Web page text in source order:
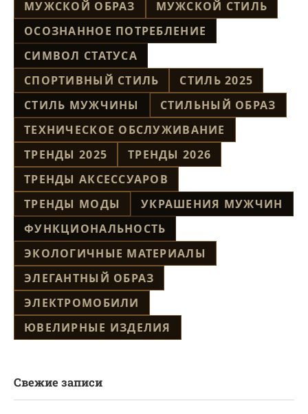
МУЖСКОЙ ОБРАЗ
МУЖСКОЙ СТИЛЬ
ОСОЗНАННОЕ ПОТРЕБЛЕНИЕ
СИМВОЛ СТАТУСА
СПОРТИВНЫЙ СТИЛЬ
СТИЛЬ 2025
СТИЛЬ МУЖЧИНЫ
СТИЛЬНЫЙ ОБРАЗ
ТЕХНИЧЕСКОЕ ОБСЛУЖИВАНИЕ
ТРЕНДЫ 2025
ТРЕНДЫ 2026
ТРЕНДЫ АКСЕССУАРОВ
ТРЕНДЫ МОДЫ
УКРАШЕНИЯ МУЖЧИН
ФУНКЦИОНАЛЬНОСТЬ
ЭКОЛОГИЧНЫЕ МАТЕРИАЛЫ
ЭЛЕГАНТНЫЙ ОБРАЗ
ЭЛЕКТРОМОБИЛИ
ЮВЕЛИРНЫЕ ИЗДЕЛИЯ
Свежие записи